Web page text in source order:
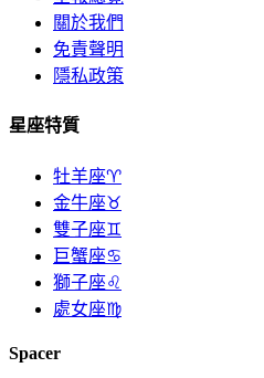
關於我們
免責聲明
隱私政策
星座特質
牡羊座♈
金牛座♉
雙子座♊
巨蟹座♋
獅子座♌
處女座♍
Spacer